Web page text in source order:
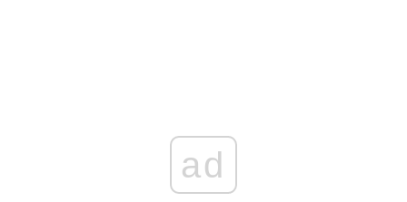
ad